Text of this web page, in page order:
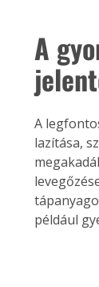
A
A
lazítása,
például